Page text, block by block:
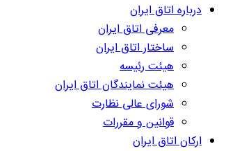
درباره اتاق ایران
معرفی اتاق ایران
ساختار اتاق ایران
هیئت رئیسه
هیئت نمایندگان اتاق ایران
شورای عالی نظارت
قوانین و مقررات
ارکان اتاق ایران